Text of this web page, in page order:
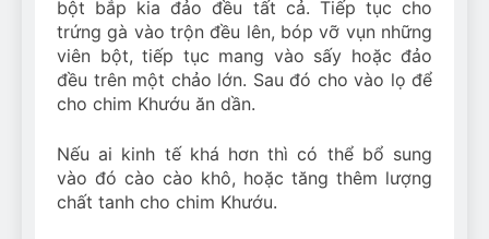
bột bắp kia đảo đều tất cả. Tiếp tục cho
trứng gà vào trộn đều lên, bóp vỡ vụn những
viên bột, tiếp tục mang vào sấy hoặc đảo
đều trên một chảo lớn. Sau đó cho vào lọ để
cho chim Khướu ăn dần.
Nếu ai kinh tế khá hơn thì có thể bổ sung
vào đó cào cào khô, hoặc tăng thêm lượng
chất tanh cho chim Khướu.